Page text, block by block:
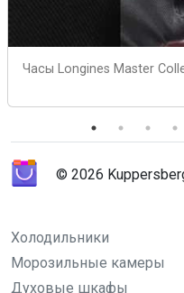
Часы Longines Master
© 2026
Холодильники
Морозильные камеры
Духовые шкафы